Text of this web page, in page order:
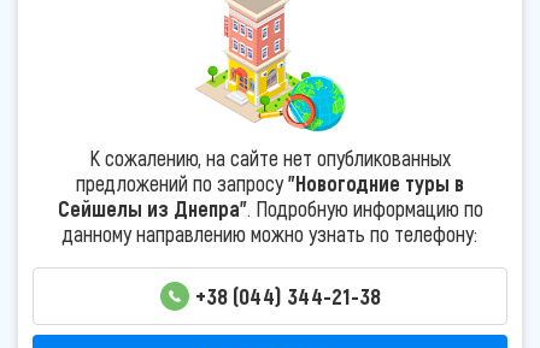
К сожалению, на сайте нет опубликованных
предложений по запросу"Новогодние туры в
Сейшелы из Днепра". Подробную информацию по
данному направлению можно узнать по телефону:
+38 (044) 344-21-38